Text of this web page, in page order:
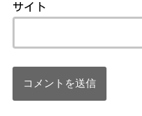
サイト